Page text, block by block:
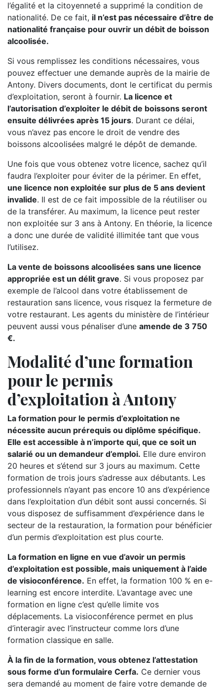
l’égalité et la citoyenneté a supprimé la condition de
nationalité. De ce fait, il n’est pas nécessaire d’être de
nationalité française pour ouvrir un débit de boisson
alcoolisée.
Si vous remplissez les conditions nécessaires, vous
pouvez effectuer une demande auprès de la mairie de
Antony. Divers documents, dont le certificat du permis
d’exploitation, seront à fournir. La licence et
l’autorisation d’exploiter le débit de boissons seront
ensuite délivrées après 15 jours. Durant ce délai,
vous n’avez pas encore le droit de vendre des
boissons alcoolisées malgré le dépôt de demande.
Une fois que vous obtenez votre licence, sachez qu’il
faudra l’exploiter pour éviter de la périmer. En effet,
une licence non exploitée sur plus de 5 ans devient
invalide. Il est de ce fait impossible de la réutiliser ou
de la transférer. Au maximum, la licence peut rester
non exploitée sur 3 ans à Antony. En théorie, la licence
a donc une durée de validité illimitée tant que vous
l’utilisez.
La vente de boissons alcoolisées sans une licence
appropriée est un délit grave. Si vous proposez par
exemple de l’alcool dans votre établissement de
restauration sans licence, vous risquez la fermeture de
votre restaurant. Les agents du ministère de l’intérieur
peuvent aussi vous pénaliser d’une amende de 3 750
€.
Modalité d’une formation
pour le permis
d’exploitation à Antony
La formation pour le permis d’exploitation ne
nécessite aucun prérequis ou diplôme spécifique.
Elle est accessible à n’importe qui, que ce soit un
salarié ou un demandeur d’emploi. Elle dure environ
20 heures et s’étend sur 3 jours au maximum. Cette
formation de trois jours s’adresse aux débutants. Les
professionnels n’ayant pas encore 10 ans d’expérience
dans l’exploitation d’un débit sont aussi concernés. Si
vous disposez de suffisamment d’expérience dans le
secteur de la restauration, la formation pour bénéficier
d’un permis d’exploitation est plus courte.
La formation en ligne en vue d’avoir un permis
d’exploitation est possible, mais uniquement à l’aide
de visioconférence. En effet, la formation 100 % en e-
learning est encore interdite. L’avantage avec une
formation en ligne c’est qu’elle limite vos
déplacements. La visioconférence permet en plus
d’interagir avec l’instructeur comme lors d’une
formation classique en salle.
À la fin de la formation, vous obtenez l’attestation
sous forme d’un formulaire Cerfa. Ce dernier vous
sera demandé au moment de faire votre demande de